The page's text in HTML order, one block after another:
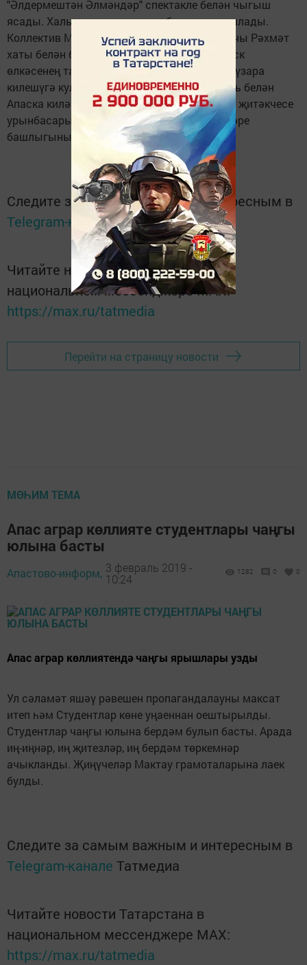
"Әлдермештән Әлмәндәр" спектакле белән чыгыш
ясады. Халык алар чыгышын басып алкышлады.
Коллектив Мактау грамотасы, һәр катнашучы Рәхмәт
хаты белән бүләкләнде. Соңыннан Ульяновск
өлкәсенең татар-милли автономиясе белән үзара
килешүгә кул куелды. Тиздән алар спектакль белән
Апаска киләчәк. Район башкарма комитеты җитәкчесе
урынбасары Рөстәм Мингазиев Ульян шәһәре
башлыгының Рәхмәт хатына лаек булды.
Следите за самым важным и интересным в
Telegram-каналеТатмедиа
Читайте новости Татарстана в
национальном мессенджере MАХ:
https://max.ru/tatmedia
Перейти на страницу новости
МӨҺИМ ТЕМА
Апас аграр көллияте студентлары чаңгы
юлына басты
Апастово-информ, 3 февраль 2019 -
10:24
1282 0 0
Апас аграр көллиятендә чаңгы ярышлары узды
Ул сәламәт яшәү рәвешен пропагандалауны максат
итеп һәм Студентлар көне уңаеннан оештырылды.
Студентлар чаңгы юлына бердәм булып басты. Арада
иң-иңнәр, иң җитезләр, иң бердәм төркемнәр
ачыкланды. Җиңүчеләр Мактау грамоталарына лаек
булды.
Следите за самым важным и интересным в
Telegram-канале Татмедиа
Читайте новости Татарстана в
национальном мессенджере MАХ:
https://max.ru/tatmedia